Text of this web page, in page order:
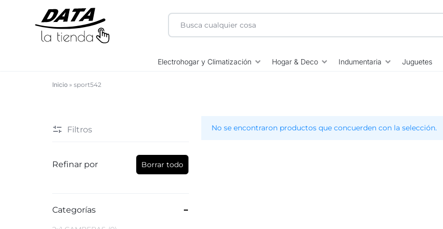
Electrohogar y Climatización Hogar & Deco Indumentaria Juguetes
Inicio » sport542
No se encontraron productos que concuerden con la selección.
Filtros
Refinar por Borrar todo
Categorías